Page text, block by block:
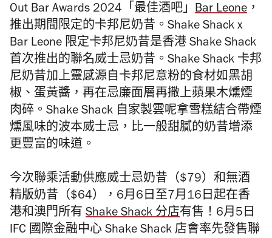
Out Bar Awards 2024「最佳酒吧」 Bar Leone ，
推出期間限定的卡邦尼奶昔。Shake Shack x
Bar Leone 限定卡邦尼奶昔是香港 Shake Shack
首次推出的聯名威士忌奶昔。Shake Shack 卡邦
尼奶昔加上靈感源自卡邦尼意粉的食材如黑胡
椒、蛋黃醬，再在忌廉面層再撒上蘋果木燻煙
肉碎。Shake Shack 自家製雲呢拿雪糕結合帶煙
燻風味的波本威士忌，比一般甜膩的奶昔增添
更豐富的味道。
今次聯乘活動供應威士忌奶昔（$79）和無酒
精版奶昔（$64），6月6日至7月16日起在香
港和澳門所有 Shake Shack 分店有售！6月5日
IFC 國際金融中心 Shake Shack 店會率先發售聯